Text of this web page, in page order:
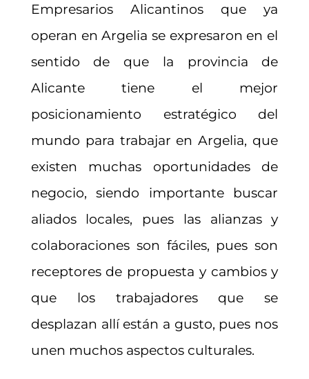
Empresarios Alicantinos que ya
operan en Argelia se expresaron en el
sentido de que la provincia de
Alicante tiene el mejor
posicionamiento estratégico del
mundo para trabajar en Argelia, que
existen muchas oportunidades de
negocio, siendo importante buscar
aliados locales, pues las alianzas y
colaboraciones son fáciles, pues son
receptores de propuesta y cambios y
que los trabajadores que se
desplazan allí están a gusto, pues nos
unen muchos aspectos culturales.